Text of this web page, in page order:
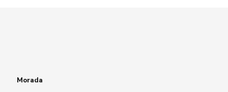
Morada